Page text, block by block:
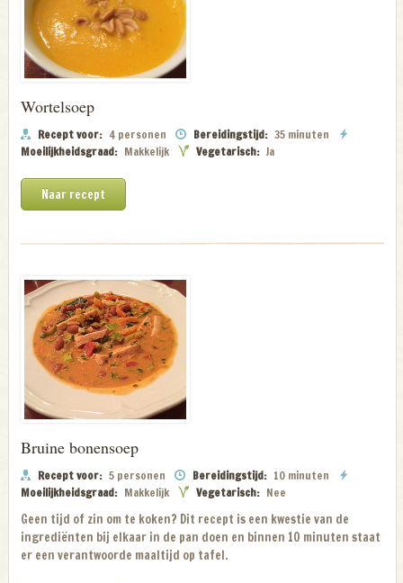
Wortelsoep
Recept voor: 4 personen Bereidingstijd: 35 minuten
Moeilijkheidsgraad: Makkelijk Vegetarisch: Ja
Naar recept
Bruine bonensoep
Recept voor: 5 personen Bereidingstijd: 10 minuten
Moeilijkheidsgraad: Makkelijk Vegetarisch: Nee
Geen tijd of zin om te koken? Dit recept is een kwestie van de
ingrediënten bij elkaar in de pan doen en binnen 10 minuten staat
er een verantwoorde maaltijd op tafel.